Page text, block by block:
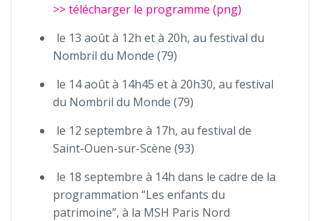
>> télécharger le programme (png)
le 13 août à 12h et à 20h, au festival du
Nombril du Monde (79)
le 14 août à 14h45 et à 20h30, au festival
du Nombril du Monde (79)
le 12 septembre à 17h, au festival de
Saint-Ouen-sur-Scène (93)
le 18 septembre à 14h dans le cadre de la
programmation “Les enfants du
patrimoine”, à la MSH Paris Nord